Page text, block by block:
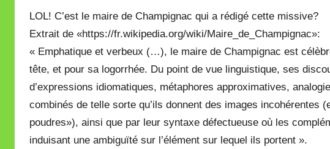
LOL! C’est le maire de Champignac qui a rédigé cette missive?
Extrait de «https://fr.wikipedia.org/wiki/Maire_de_Champignac»:
« Emphatique et verbeux (…), le maire de Champignac est
tête, et pour sa logorrhée. Du point de vue linguistique, ses
d’expressions idiomatiques, métaphores approximatives,
combinés de telle sorte qu’ils donnent des images incohérentes
poudres»), ainsi que par leur syntaxe défectueuse où les
induisant une ambiguïté sur l’élément sur lequel ils portent ».